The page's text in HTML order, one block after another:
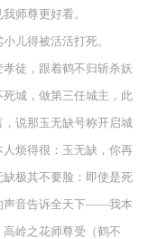
见我师尊更好看。
小儿得被活活打死。
，跟着鹤不归斩杀妖
城，做第三任城主，此
说那玉无缺号称开启城
得很：玉无缺，你再
极其不要脸：即使是死
声音告诉全天下——我本
之花师尊受（鹤不